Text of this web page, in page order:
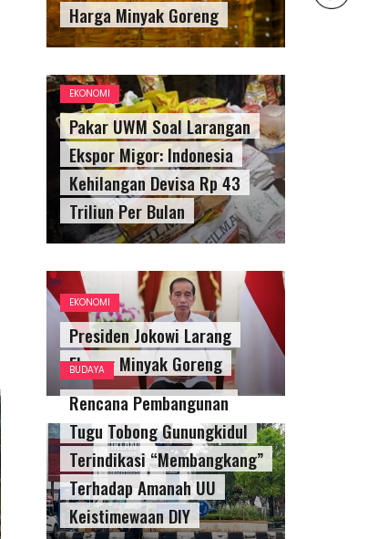
Harga Minyak Goreng
EKONOMI
Pakar UWM Soal Larangan
Ekspor Migor: Indonesia
Kehilangan Devisa Rp 43
Triliun Per Bulan
EKONOMI
Presiden Jokowi Larang
Ekspor Minyak Goreng
BUDAYA
Rencana Pembangunan
Tugu Tobong Gunungkidul
Terindikasi “Membangkang”
Terhadap Amanah UU
Keistimewaan DIY